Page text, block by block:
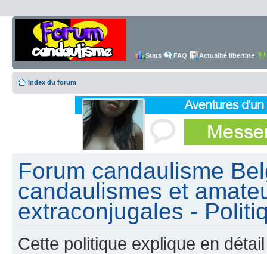
Stats FAQ Actualité libertine
Index du forum
Forum candaulisme
candaulismes et
extraconjugales -
Cette politique explique en